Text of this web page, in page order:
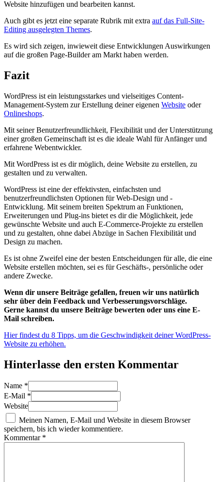
Website hinzufügen und bearbeiten kannst.
Auch gibt es jetzt eine separate Rubrik mit extra auf das Full-Site-
Editing ausgelegten Themes.
Es wird sich zeigen, inwieweit diese Entwicklungen Auswirkungen
auf die großen Page-Builder am Markt haben werden.
Fazit
WordPress ist ein leistungsstarkes und vielseitiges Content-
Management-System zur Erstellung deiner eigenen Website oder
Onlineshops.
Mit seiner Benutzerfreundlichkeit, Flexibilität und der Unterstützung
einer großen Gemeinschaft ist es die ideale Wahl für Anfänger und
erfahrene Webentwickler.
Mit WordPress ist es dir möglich, deine Website zu erstellen, zu
gestalten und zu verwalten.
WordPress ist eine der effektivsten, einfachsten und
benutzerfreundlichsten Optionen für Web-Design und -
Entwicklung. Mit seinem breiten Spektrum an Funktionen,
Erweiterungen und Plug-ins bietet es dir die Möglichkeit, jede
gewünschte Website und auch E-Commerce-Projekte zu erstellen
und zu gestalten, ohne dabei Abzüge in Sachen Flexibilität und
Design zu machen.
Es ist ohne Zweifel eine der besten Entscheidungen für alle, die eine
Website erstellen möchten, sei es für Geschäfts-, persönliche oder
andere Zwecke.
Wenn dir unsere Beiträge gefallen, freuen wir uns natürlich
sehr über dein Feedback und Verbesserungsvorschläge.
Gerne kannst du unsere Beiträge bewerten oder uns eine E-
Mail schreiben.
Hier findest du 8 Tipps, um die Geschwindigkeit deiner WordPress-
Website zu erhöhen.
Hinterlasse den ersten Kommentar
Name *
E-Mail *
Website
Meinen Namen, E-Mail und Website in diesem Browser
speichern, bis ich wieder kommentiere.
Kommentar *